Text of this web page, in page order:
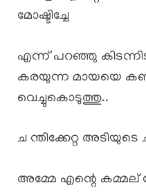
മോഷ്ടിച്ചേ
എന്ന് പറഞ്ഞു
കരയുന്ന മായയെ
വെച്ചുകൊടുത്തു..
ച ന്തിക്കേറ്റ
അമ്മേ എന്റെ കമ്മല്